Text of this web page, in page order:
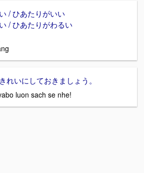
/ ひあたりがいい
/ ひあたりがわるい
れいにしておきましょう。
luon sach se nhe!